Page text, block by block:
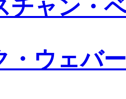
チャン・
・ウェバー